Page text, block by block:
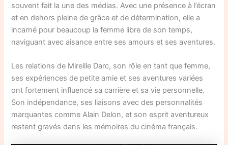
souvent fait la une des médias. Avec une présence à l’écran
et en dehors pleine de grâce et de détermination, elle a
incarné pour beaucoup la femme libre de son temps,
naviguant avec aisance entre ses amours et ses aventures.
Les relations de Mireille Darc, son rôle en tant que femme,
ses expériences de petite amie et ses aventures variées
ont fortement influencé sa carrière et sa vie personnelle.
Son indépendance, ses liaisons avec des personnalités
marquantes comme Alain Delon, et son esprit aventureux
restent gravés dans les mémoires du cinéma français.